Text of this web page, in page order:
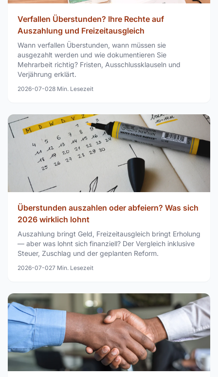
Verfallen Überstunden? Ihre Rechte auf
Auszahlung und Freizeitausgleich
Wann verfallen Überstunden, wann müssen sie
ausgezahlt werden und wie dokumentieren Sie
Mehrarbeit richtig? Fristen, Ausschlussklauseln und
Verjährung erklärt.
2026-07-028 Min. Lesezeit
Überstunden auszahlen oder abfeiern? Was sich
2026 wirklich lohnt
Auszahlung bringt Geld, Freizeitausgleich bringt Erholung
— aber was lohnt sich finanziell? Der Vergleich inklusive
Steuer, Zuschlag und der geplanten Reform.
2026-07-027 Min. Lesezeit